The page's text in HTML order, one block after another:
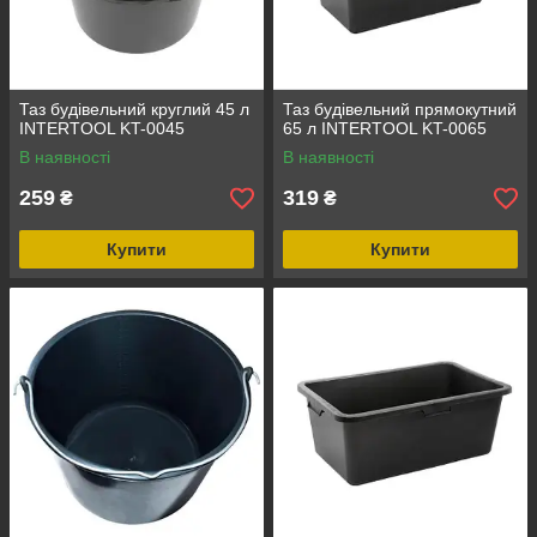
Таз будівельний круглий 45 л
INTERTOOL KT-0045
В наявності
259 ₴
Купити
Таз будівельний прямокутний
65 л INTERTOOL KT-0065
В наявності
319 ₴
Купити